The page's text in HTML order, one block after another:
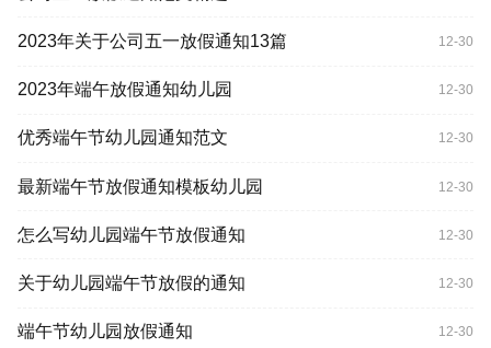
2023年关于公司五一放假通知13篇 12-30
2023年端午放假通知幼儿园 12-30
优秀端午节幼儿园通知范文 12-30
最新端午节放假通知模板幼儿园 12-30
怎么写幼儿园端午节放假通知 12-30
关于幼儿园端午节放假的通知 12-30
端午节幼儿园放假通知 12-30